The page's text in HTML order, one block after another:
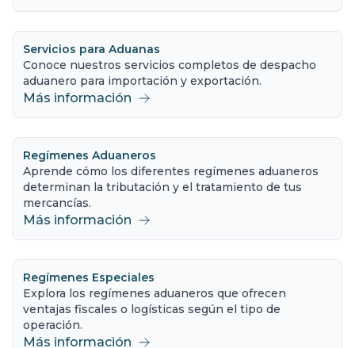
Servicios para Aduanas
Conoce nuestros servicios completos de despacho
aduanero para importación y exportación.
Más información
Regímenes Aduaneros
Aprende cómo los diferentes regímenes aduaneros
determinan la tributación y el tratamiento de tus
mercancías.
Más información
Regímenes Especiales
Explora los regímenes aduaneros que ofrecen
ventajas fiscales o logísticas según el tipo de
operación.
Más información